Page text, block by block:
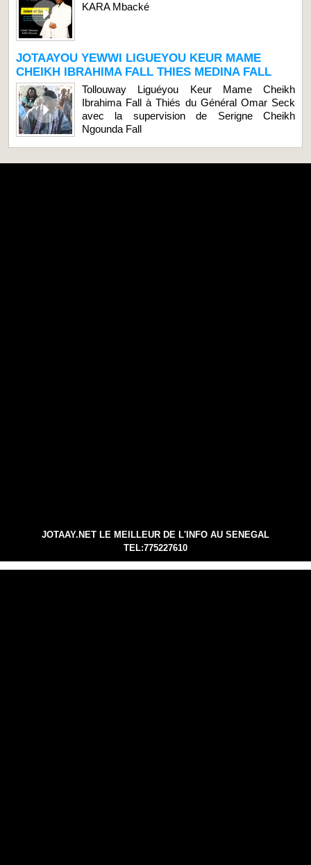
KARA Mbacké
JOTAAYOU YEWWI LIGUEYOU KEUR MAME
CHEIKH IBRAHIMA FALL THIES MEDINA FALL
Tollouway Liguéyou Keur Mame Cheikh
Ibrahima Fall à Thiés du Général Omar Seck
avec la supervision de Serigne Cheikh
Ngounda Fall
JOTAAY.NET LE MEILLEUR DE L'INFO AU SENEGAL
TEL:775227610